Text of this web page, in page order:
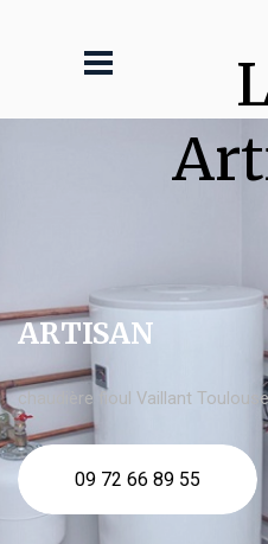
ARTISAN
chaudière fioul Vaillant Toulouse
09 72 66 89 55